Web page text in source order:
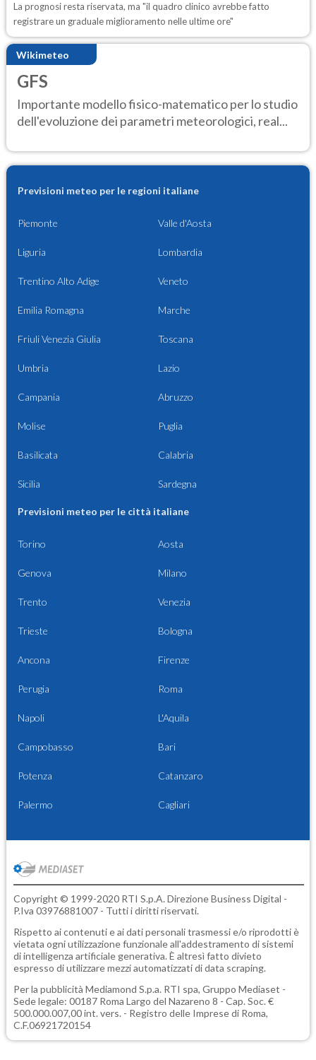
La prognosi resta riservata, ma "il quadro clinico avrebbe fatto
registrare un graduale miglioramento nelle ultime ore"
Wikimeteo
GFS
Importante modello fisico-matematico per lo studio
dell'evoluzione dei parametri meteorologici, real...
Previsioni meteo per le regioni italiane
Piemonte Valle d'Aosta
Liguria Lombardia
Trentino Alto Adige Veneto
Emilia Romagna Marche
Friuli Venezia Giulia Toscana
Umbria Lazio
Campania Abruzzo
Molise Puglia
Basilicata Calabria
Sicilia Sardegna
Previsioni meteo per le città italiane
Torino Aosta
Genova Milano
Trento Venezia
Trieste Bologna
Ancona Firenze
Perugia Roma
Napoli L'Aquila
Campobasso Bari
Potenza Catanzaro
Palermo Cagliari
Copyright © 1999-2020 RTI S.p.A. Direzione Business Digital -
P.Iva 03976881007 - Tutti i diritti riservati.
Rispetto ai contenuti e ai dati personali trasmessi e/o riprodotti è
vietata ogni utilizzazione funzionale all'addestramento di sistemi
di intelligenza artificiale generativa. È altresì fatto divieto
espresso di utilizzare mezzi automatizzati di data scraping.
Per la pubblicità Mediamond S.p.a. RTI spa, Gruppo Mediaset -
Sede legale: 00187 Roma Largo del Nazareno 8 - Cap. Soc. €
500.000.007,00 int. vers. - Registro delle Imprese di Roma,
C.F.06921720154